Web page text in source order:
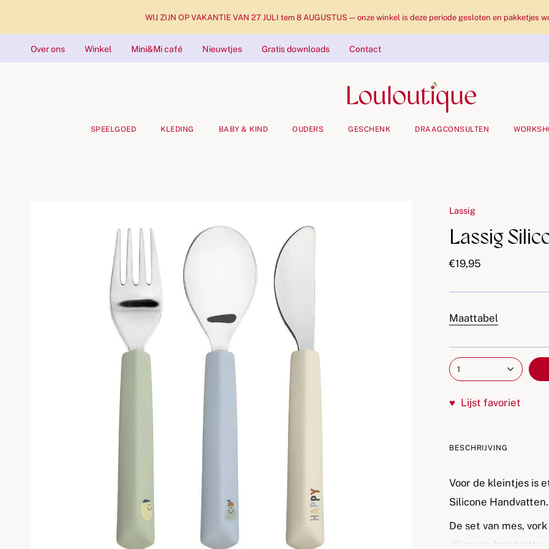
WIJ ZIJN OP VAKANTIE VAN 27 JULI tem 8 AUGUSTUS — onze winkel is deze periode gesloten en pakketjes
Over ons Winkel Mini&Mi café Nieuwtjes Gratis downloads Contact
SPEELGOED KLEDING BABY & KIND OUDERS GESCHENK DRAAGCONSULTEN
Lassig
Lassig
€19,95
Maattabel
1
♥ Lijst favoriet
BESCHRIJVING
Voor de kleintjes is
Silicone Handvatten.
De set van mes,
siliconen